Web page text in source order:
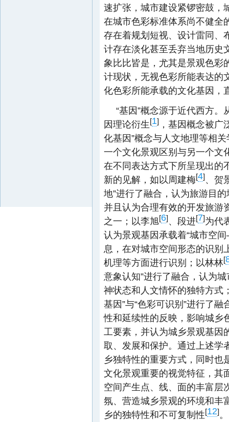
速扩张，城市建设紧锣密鼓，
在城市色彩标准体系尚不健全
存在着规划短视、设计雷同、
计存在淡化甚至丢弃当地历史
象比比皆是，尤其是景观色彩
计现状，无视色彩所能表达的
化色彩所能承载的文化基因，
“基因”概念源于近代西方
因理论衍生[1] ，基因概念被
化基因”概念与人文地理等相
一个文化景观区别与另一个文
在不同表达方式下所呈现出的
新的见解，如以周建梅[4]、贺
地”进行了融合，认为旅游目
并且认为合理有效的开发旅游
之一；以李旭[6]、段进[7]为代
认为景观基因承载着“城市空
息，在对城市空间形态的识别
机理等方面进行识别；以林林[
意象认知”进行了融合，认为
神状态和人文情怀的独特方式
基因”与“色彩可识别”进行了
性和延续性的反映，影响城乡
工要素，并认为城乡景观基因
取、发展和保护。通过上述学
乡独特性的重要方式，同时也
文化景观重要的视觉特征，其
空间产生点、线、面的丰富层
氛、营造城乡景观的环境和丰
乡的独特性和不可复制性[12]。